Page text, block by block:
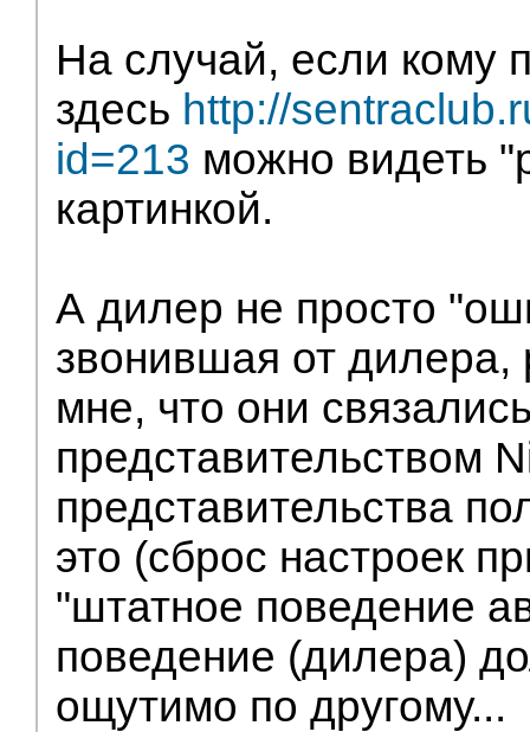
На случай, если кому
здесь http://
id=213 можно видеть
картинкой.
А дилер не просто
звонившая от дилера,
мне, что они
представительством
представительства
это (сброс настроек
"штатное поведение
поведение (дилера)
ощутимо по другому...